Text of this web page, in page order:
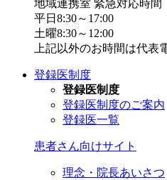
地域連携室 緊急対応時間
平日8:30～17:00
土曜8:30～12:00
上記以外のお時間は代表
登録医制度
登録医制度
登録医制度のご案内
登録医一覧
患者さん向けサイト
理念・院長あいさつ